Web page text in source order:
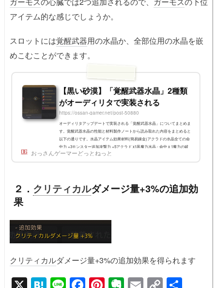
アイテム的な感じでしょうか。
スロットには覚醒武器用の水晶か、全部位用の水晶を嵌
めこむことができます。
【黒い砂漠】「覚醒武器水晶」2種類
がオーディリタで実装される
https://ossan-gamer.net/post-50880
オーディリタアップデートで実装される「覚醒武器水晶」についてまとめま
す。覚醒武器水晶の性能と材料製作ノートから読み取れた内容をまとめると
以下の通りです。水晶アイテム効果材料(簡易錬金)アクラドの水晶全ての命
中力 +3モンスター追加攻撃力 +5アクラド x1黒魔力水晶 - 命中 x 1魔力の破
片 x 20オルカスの水晶全ての命中力 +3人間族追加ダメージ +5オルカス x 1
黒魔力水晶 - 命中 x 1魔力の破片 x 20 アークラドはPvE用、オルカスはPvP用
おっさんゲーマーどっとねっと
２． クリティカルダメージ量+3%の追加効
果
クリティカルダメージ量+3%の追加効果を得られます